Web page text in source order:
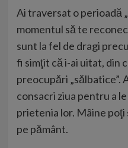
Ai traversat o perioadă
momentul să te
sunt la fel de dragi
fi simţit că i-ai uitat, din
preocupări „sălbatice”.
consacri ziua pentru a
prietenia lor. Mâine
pe pământ.